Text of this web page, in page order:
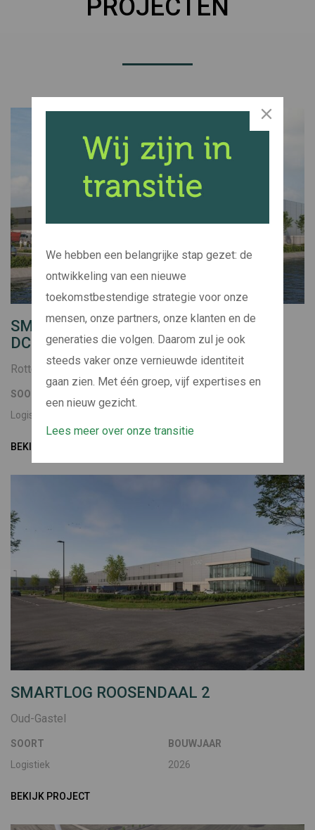
PROJECTEN
SMARTLOG EEMHAVEN ROTTERDAM
DC1
Rotterdam
SOORT
Logistiek
BEKIJK PROJECT
SMARTLOG ROOSENDAAL 2
Oud-Gastel
SOORT
Logistiek
BOUWJAAR
2026
BEKIJK PROJECT
We hebben een belangrijke stap gezet: de
ontwikkeling van een nieuwe
toekomstbestendige strategie voor onze
mensen, onze partners, onze klanten en de
generaties die volgen. Daarom zul je ook
steeds vaker onze vernieuwde identiteit
gaan zien. Met één groep, vijf expertises en
een nieuw gezicht.
Lees meer over onze transitie